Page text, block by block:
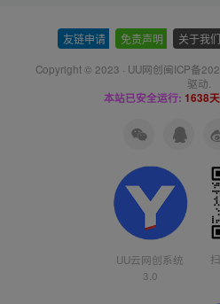
友链申请 免责声明 关于我们
Copyright © 2023 · UU网创闽ICP备
驱动.
本站已安全运行: 1638
UU云网创系统
3.0